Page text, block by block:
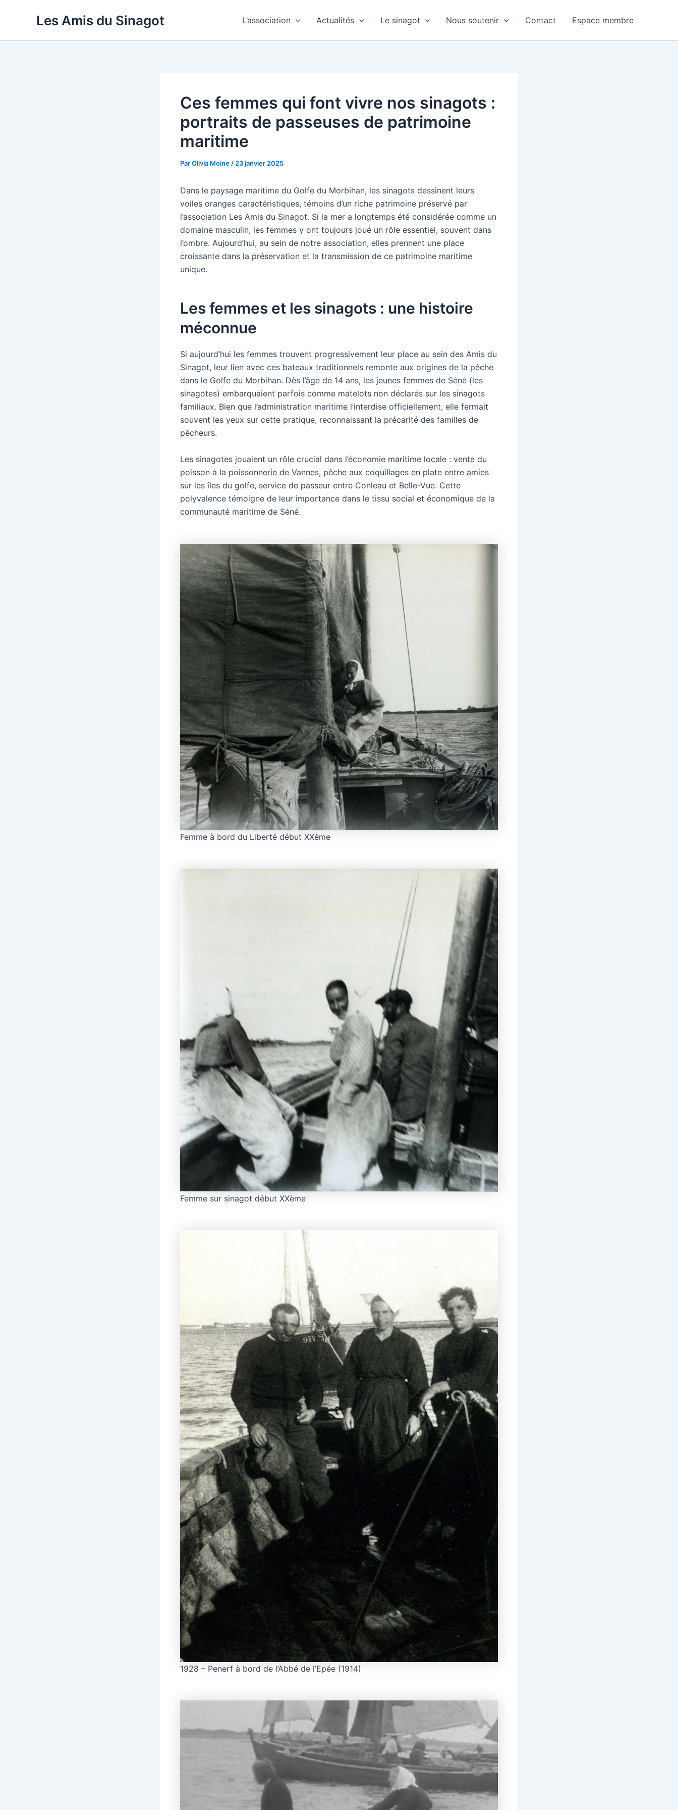
Les Amis du Sinagot L’association Actualités Le sinagot Nous soutenir Contact Espace membre
Ces femmes qui font vivre nos sinagots :
portraits de passeuses de patrimoine
maritime
ParOlivia Moine / 23 janvier 2025
Dans le paysage maritime du Golfe du Morbihan, les sinagots dessinent leurs
voiles oranges caractéristiques, témoins d’un riche patrimoine préservé par
l’association Les Amis du Sinagot. Si la mer a longtemps été considérée comme un
domaine masculin, les femmes y ont toujours joué un rôle essentiel, souvent dans
l’ombre. Aujourd’hui, au sein de notre association, elles prennent une place
croissante dans la préservation et la transmission de ce patrimoine maritime
unique.
Les femmes et les sinagots : une histoire
méconnue
Si aujourd’hui les femmes trouvent progressivement leur place au sein des Amis du
Sinagot, leur lien avec ces bateaux traditionnels remonte aux origines de la pêche
dans le Golfe du Morbihan. Dès l’âge de 14 ans, les jeunes femmes de Séné (les
sinagotes) embarquaient parfois comme matelots non déclarés sur les sinagots
familiaux. Bien que l’administration maritime l’interdise officiellement, elle fermait
souvent les yeux sur cette pratique, reconnaissant la précarité des familles de
pêcheurs.
Les sinagotes jouaient un rôle crucial dans l’économie maritime locale : vente du
poisson à la poissonnerie de Vannes, pêche aux coquillages en plate entre amies
sur les îles du golfe, service de passeur entre Conleau et Belle-Vue. Cette
polyvalence témoigne de leur importance dans le tissu social et économique de la
communauté maritime de Séné.
Femme à bord du Liberté début XXème
Femme sur sinagot début XXème
1928 – Penerf à bord de l’Abbé de l’Epée (1914)